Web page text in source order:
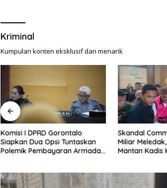
Kriminal
Kumpulan konten eksklusif dan menarik
Komisi I DPRD Gorontalo
Siapkan Dua Opsi Tuntaskan
Polemik Pembayaran Armada
Skandal
Miliar
Mantan Kadis